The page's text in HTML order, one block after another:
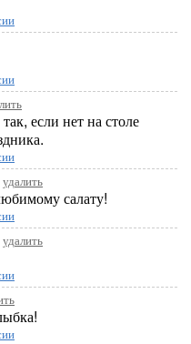
если нет на столе
удалить
салату!
удалить